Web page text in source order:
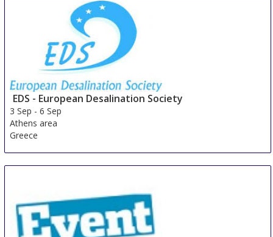
EDS - European Desalination Society
3 Sep -6 Sep
Athens area
Greece